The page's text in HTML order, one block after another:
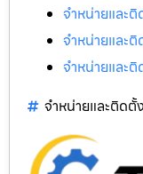
จำหน่ายและ
จำหน่ายและ
จำหน่ายและ
จำหน่ายและติดตั้